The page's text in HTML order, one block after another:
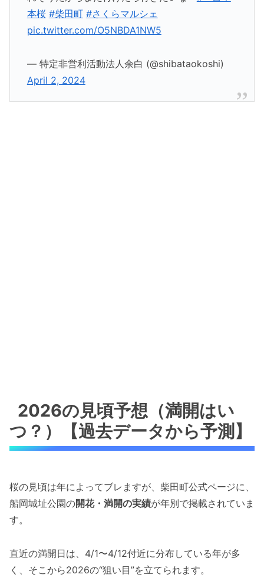
本桜 #柴田町 #さくらマルシェ
pic.twitter.com/O5NBDA1NW5
— 特定非営利活動法人余白 (@shibataokoshi)
April 2, 2024
2026の見頃予想（満開はい
つ？）【過去データから予測】
桜の見頃は年によってブレますが、柴田町公式ページに、
船岡城址公園の開花・満開の実績が年別で掲載されていま
す。
直近の満開日は、4/1〜4/12付近に分布している年が多
く、そこから2026の“狙い目”を立てられます。